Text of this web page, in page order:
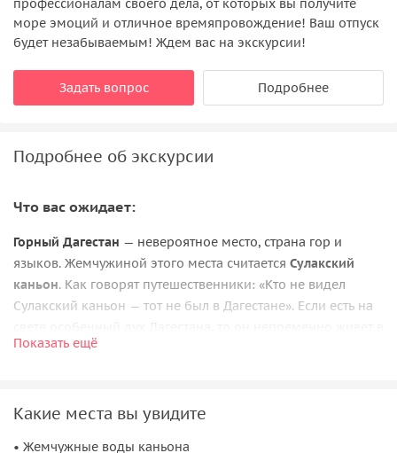
профессионалам своего дела, от которых вы получите
море эмоций и отличное времяпровождение! Ваш отпуск
будет незабываемым! Ждем вас на экскурсии!
Задать вопрос Подробнее
Подробнее об экскурсии
Что вас ожидает:
Горный Дагестан — невероятное место, страна гор и
языков. Жемчужиной этого места считается Сулакский
каньон. Как говорят путешественники: «Кто не видел
Сулакский каньон — тот не был в Дагестане». Если есть на
этом красивом месте и наслаждается прекрасной рекой и
протяженности Сулакский каньон короче, а по глубине
Показать ещё
Какие места вы увидите
• Жемчужные воды каньона